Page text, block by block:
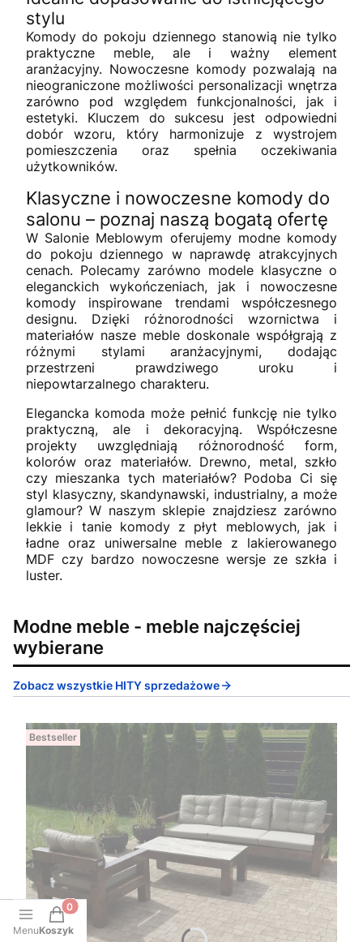
stylu
Komody do pokoju dziennego stanowią nie tylko
praktyczne meble, ale i ważny element
aranżacyjny. Nowoczesne komody pozwalają na
nieograniczone możliwości personalizacji wnętrza
zarówno pod względem funkcjonalności, jak i
estetyki. Kluczem do sukcesu jest odpowiedni
dobór wzoru, który harmonizuje z wystrojem
pomieszczenia oraz spełnia oczekiwania
użytkowników.
Klasyczne i nowoczesne komody do
salonu – poznaj naszą bogatą ofertę
W Salonie Meblowym oferujemy modne komody
do pokoju dziennego w naprawdę atrakcyjnych
cenach. Polecamy zarówno modele klasyczne o
eleganckich wykończeniach, jak i nowoczesne
komody inspirowane trendami współczesnego
designu. Dzięki różnorodności wzornictwa i
materiałów nasze meble doskonale współgrają z
różnymi stylami aranżacyjnymi, dodając
przestrzeni prawdziwego uroku i
niepowtarzalnego charakteru.
Elegancka komoda może pełnić funkcję nie tylko
praktyczną, ale i dekoracyjną. Współczesne
projekty uwzględniają różnorodność form,
kolorów oraz materiałów. Drewno, metal, szkło
czy mieszanka tych materiałów? Podoba Ci się
styl klasyczny, skandynawski, industrialny, a może
glamour? W naszym sklepie znajdziesz zarówno
lekkie i tanie komody z płyt meblowych, jak i
ładne oraz uniwersalne meble z lakierowanego
MDF czy bardzo nowoczesne wersje ze szkła i
luster.
Modne meble - meble najczęściej
wybierane
Zobacz wszystkie HITY sprzedażowe
Bestseller
Menu
Produkty w koszyku: 0. Zobacz szczegóły
Koszyk